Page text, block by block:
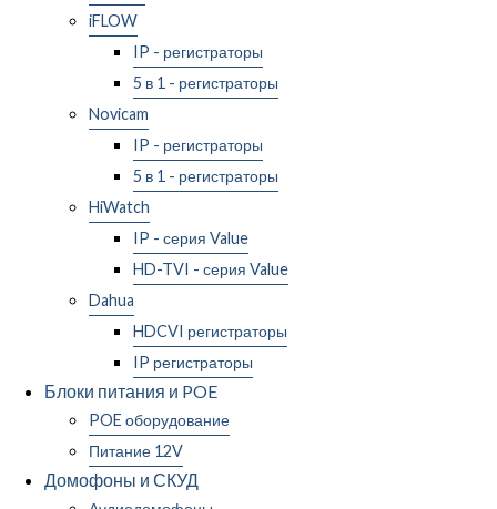
iFLOW
IP - регистраторы
5 в 1 - регистраторы
Novicam
IP - регистраторы
5 в 1 - регистраторы
HiWatch
IP - серия Value
HD-TVI - серия Value
Dahua
HDCVI регистраторы
IP регистраторы
Блоки питания и POE
POE оборудование
Питание 12V
Домофоны и СКУД